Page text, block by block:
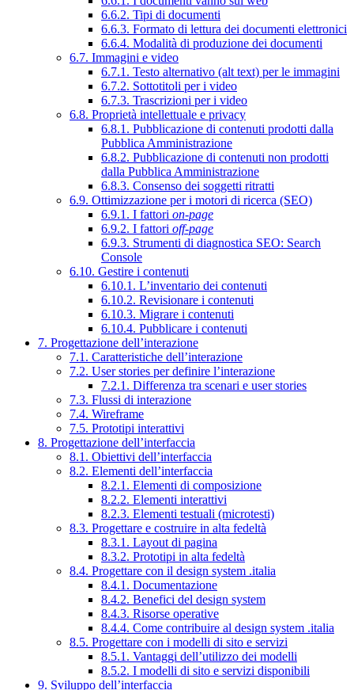
6.6.2. Tipi di documenti
6.6.3. Formato di lettura dei documenti elettronici
6.6.4. Modalità di produzione dei documenti
6.7. Immagini e video
6.7.1. Testo alternativo (alt text) per le immagini
6.7.2. Sottotitoli per i video
6.7.3. Trascrizioni per i video
6.8. Proprietà intellettuale e privacy
6.8.1. Pubblicazione di contenuti prodotti dalla
Pubblica Amministrazione
6.8.2. Pubblicazione di contenuti non prodotti
dalla Pubblica Amministrazione
6.8.3. Consenso dei soggetti ritratti
6.9. Ottimizzazione per i motori di ricerca (SEO)
6.9.1. I fattori on-page
6.9.2. I fattori off-page
6.9.3. Strumenti di diagnostica SEO: Search
Console
6.10. Gestire i contenuti
6.10.1. L’inventario dei contenuti
6.10.2. Revisionare i contenuti
6.10.3. Migrare i contenuti
6.10.4. Pubblicare i contenuti
7. Progettazione dell’interazione
7.1. Caratteristiche dell’interazione
7.2. User stories per definire l’interazione
7.2.1. Differenza tra scenari e user stories
7.3. Flussi di interazione
7.4. Wireframe
7.5. Prototipi interattivi
8. Progettazione dell’interfaccia
8.1. Obiettivi dell’interfaccia
8.2. Elementi dell’interfaccia
8.2.1. Elementi di composizione
8.2.2. Elementi interattivi
8.2.3. Elementi testuali (microtesti)
8.3. Progettare e costruire in alta fedeltà
8.3.1. Layout di pagina
8.3.2. Prototipi in alta fedeltà
8.4. Progettare con il design system .italia
8.4.1. Documentazione
8.4.2. Benefici del design system
8.4.3. Risorse operative
8.4.4. Come contribuire al design system .italia
8.5. Progettare con i modelli di sito e servizi
8.5.1. Vantaggi dell’utilizzo dei modelli
8.5.2. I modelli di sito e servizi disponibili
9. Sviluppo dell’interfaccia